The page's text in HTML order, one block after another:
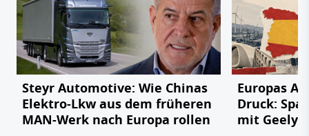
Steyr Automotive: Wie Chinas
Elektro-Lkw aus dem früheren
MAN-Werk nach Europa rollen
Europas
Druck:
mit Geely,